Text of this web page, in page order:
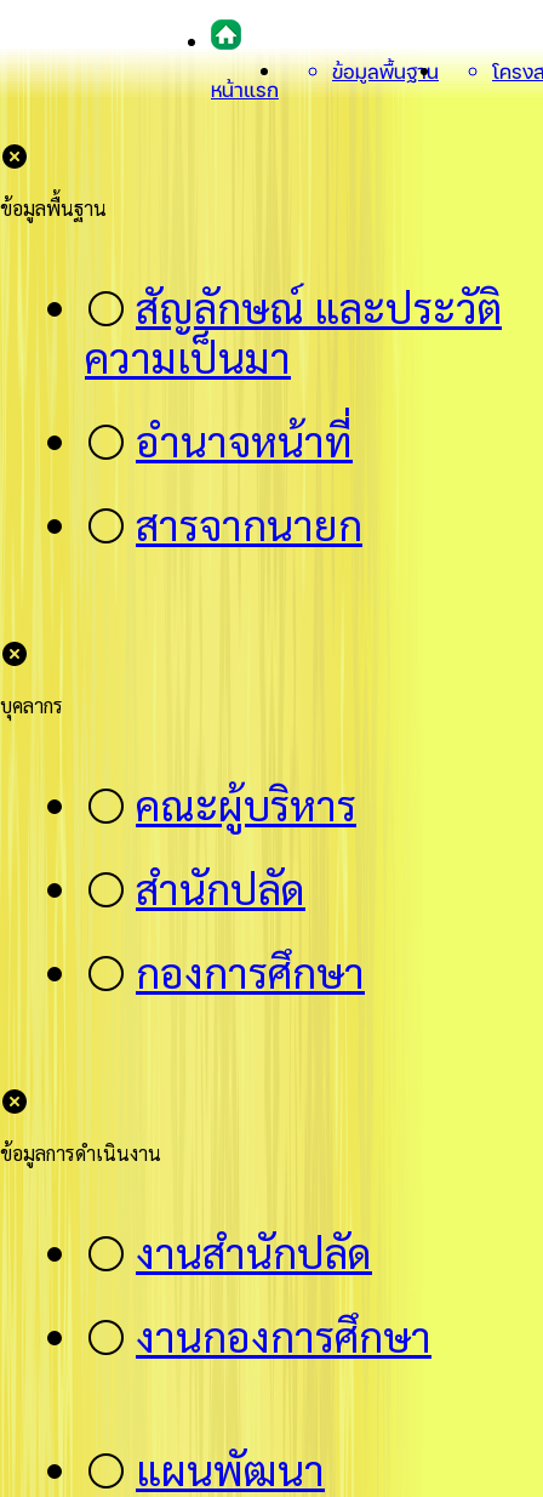
หน้าแรก
ข้อมูลพื้นฐาน โครง
ข้อมูลพื้นฐาน
⚪ สัญลักษณ์ และประวัติ
ความเป็นมา
⚪ อำนาจหน้าที่
⚪ สารจากนายก
บุคลากร
⚪ คณะผู้บริหาร
⚪ สำนักปลัด
⚪ กองการศึกษา
ข้อมูลการดำเนินงาน
⚪ งานสำนักปลัด
⚪ งานกองการศึกษา
⚪ แผนพัฒนา